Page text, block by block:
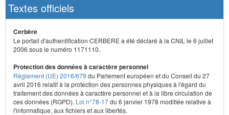
Textes officiels
Cerbère
Le portail d'authentification CERBERE a été déclaré à la CNIL le 6 juillet
2006 sous le numéro 1171110.
Protection des données à caractère personnel
Règlement (UE) 2016/679 du Parlement européen et du Conseil du 27
avril 2016 relatif à la protection des personnes physiques à l'égard du
traitement des données à caractère personnel et à la libre circulation de
ces données (RGPD). Loi n°78-17du 6 janvier 1978 modifiée relative à
l'informatique, aux fichiers et aux libertés.